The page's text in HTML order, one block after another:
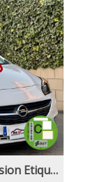
Opel Corsa Van 1.3 CDTi Expression Etiqueta C